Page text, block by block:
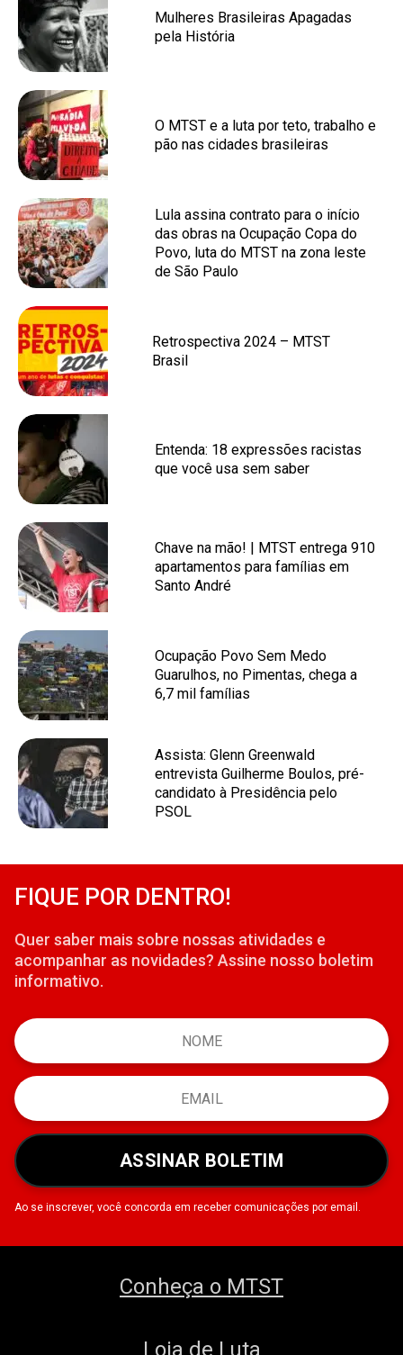
Mulheres Brasileiras Apagadas
pela História
O MTST e a luta por teto, trabalho e
pão nas cidades brasileiras
Lula assina contrato para o início
das obras na Ocupação Copa do
Povo, luta do MTST na zona leste
de São Paulo
Retrospectiva 2024 – MTST
Brasil
Entenda: 18 expressões racistas
que você usa sem saber
Chave na mão! | MTST entrega 910
apartamentos para famílias em
Santo André
Ocupação Povo Sem Medo
Guarulhos, no Pimentas, chega a
6,7 mil famílias
Assista: Glenn Greenwald
entrevista Guilherme Boulos, pré-
candidato à Presidência pelo
PSOL
FIQUE POR DENTRO!
Quer saber mais sobre nossas atividades e
acompanhar as novidades? Assine nosso boletim
informativo.
ASSINAR BOLETIM
Ao se inscrever, você concorda em receber comunicações por email.
Conheça o MTST
Loja de Luta